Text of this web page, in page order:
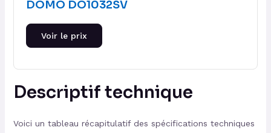
DOMO DO1032SV
Voir le prix
Descriptif technique
Voici un tableau récapitulatif des spécifications techniques